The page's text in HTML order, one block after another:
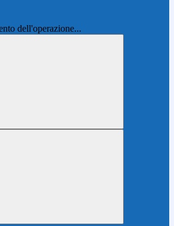
dell'operazione...